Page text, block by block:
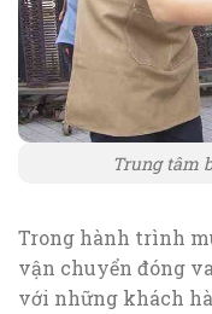
Trung tâm
Trong hành trình
vận chuyển đóng
với những khách